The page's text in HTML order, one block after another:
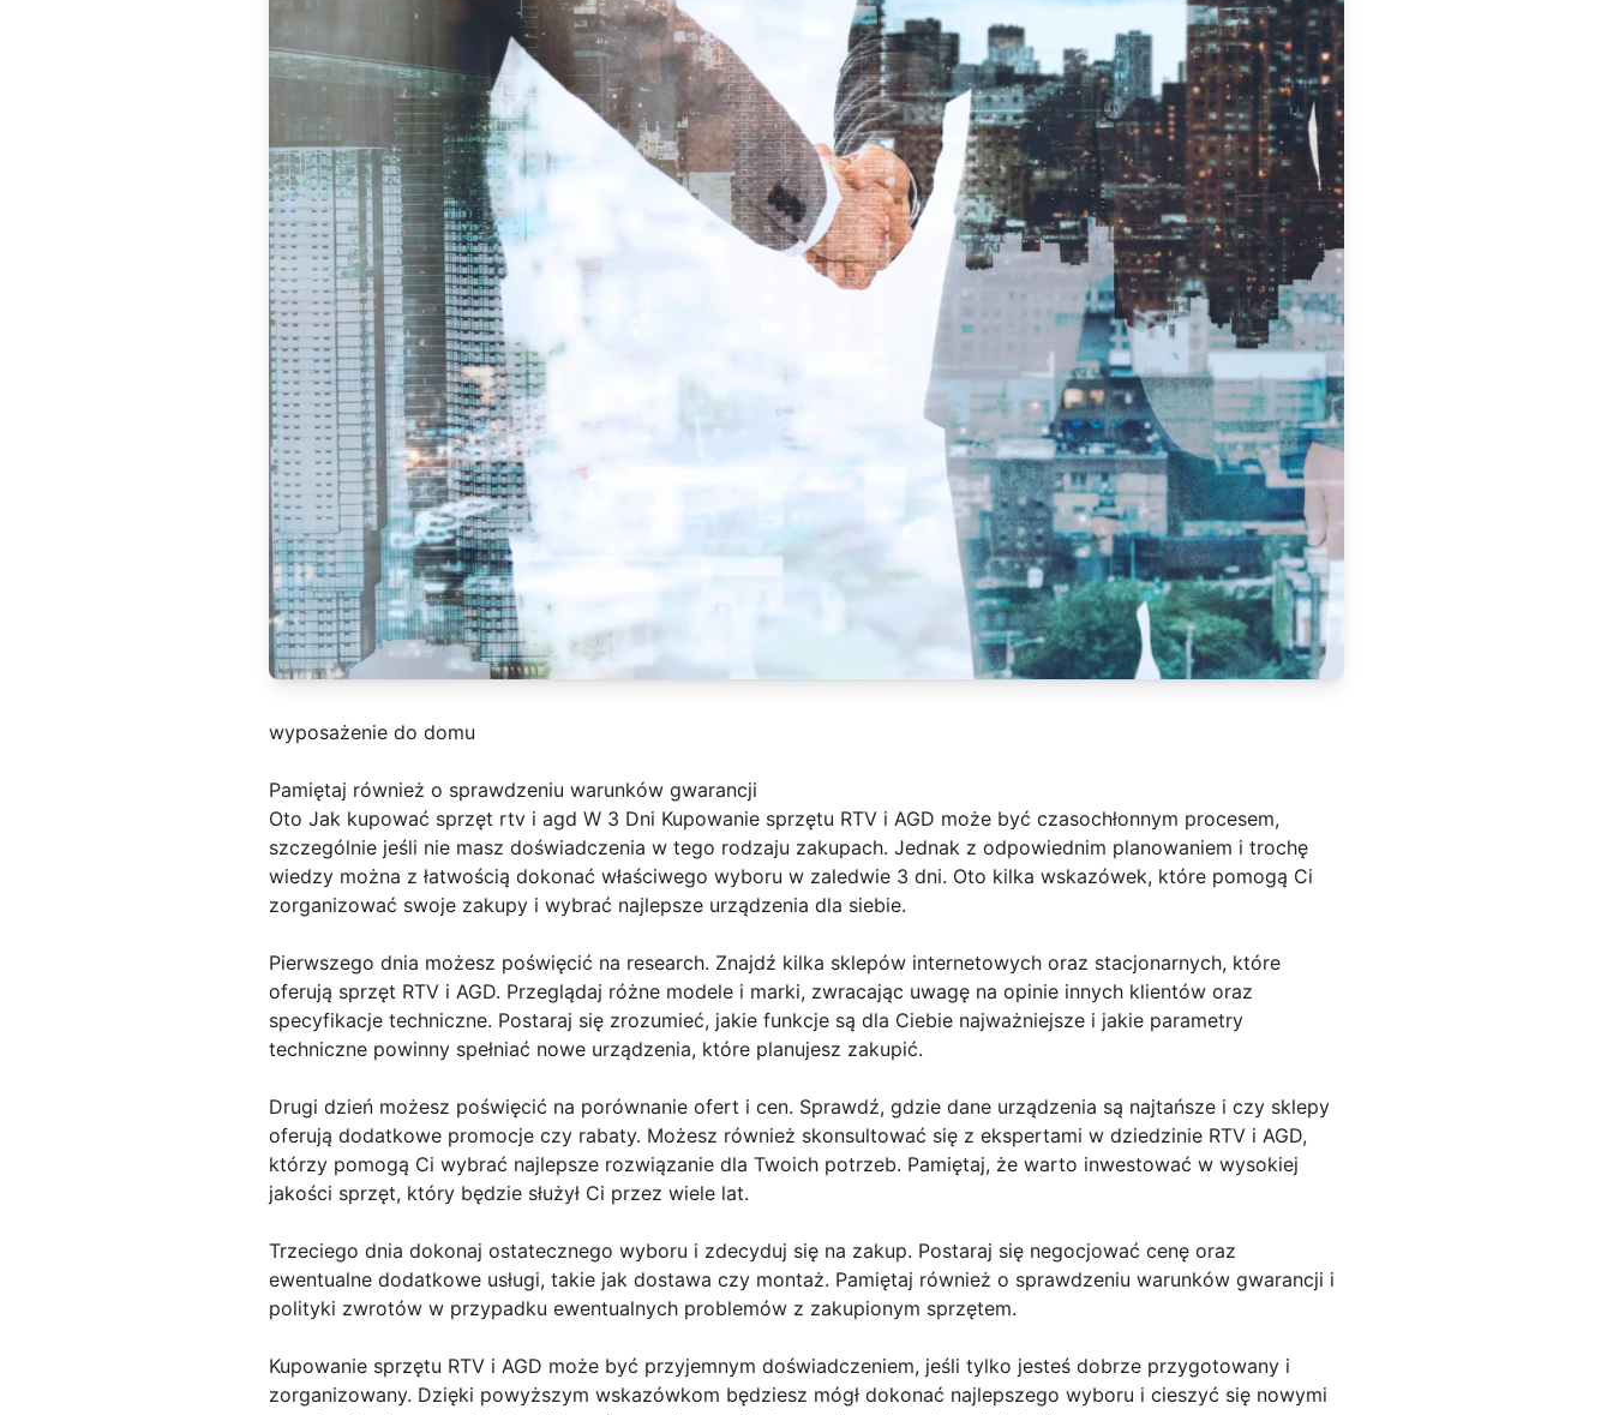
wyposażenie do domu
Pamiętaj również o sprawdzeniu warunków gwarancji
Oto Jak kupować sprzęt rtv i agd W 3 Dni Kupowanie sprzętu RTV i AGD może być czasochłonnym procesem,
szczególnie jeśli nie masz doświadczenia w tego rodzaju zakupach. Jednak z odpowiednim planowaniem i trochę
wiedzy można z łatwością dokonać właściwego wyboru w zaledwie 3 dni. Oto kilka wskazówek, które pomogą Ci
zorganizować swoje zakupy i wybrać najlepsze urządzenia dla siebie.
Pierwszego dnia możesz poświęcić na research. Znajdź kilka sklepów internetowych oraz stacjonarnych, które
oferują sprzęt RTV i AGD. Przeglądaj różne modele i marki, zwracając uwagę na opinie innych klientów oraz
specyfikacje techniczne. Postaraj się zrozumieć, jakie funkcje są dla Ciebie najważniejsze i jakie parametry
techniczne powinny spełniać nowe urządzenia, które planujesz zakupić.
Drugi dzień możesz poświęcić na porównanie ofert i cen. Sprawdź, gdzie dane urządzenia są najtańsze i czy sklepy
oferują dodatkowe promocje czy rabaty. Możesz również skonsultować się z ekspertami w dziedzinie RTV i AGD,
którzy pomogą Ci wybrać najlepsze rozwiązanie dla Twoich potrzeb. Pamiętaj, że warto inwestować w wysokiej
jakości sprzęt, który będzie służył Ci przez wiele lat.
Trzeciego dnia dokonaj ostatecznego wyboru i zdecyduj się na zakup. Postaraj się negocjować cenę oraz
ewentualne dodatkowe usługi, takie jak dostawa czy montaż. Pamiętaj również o sprawdzeniu warunków gwarancji i
polityki zwrotów w przypadku ewentualnych problemów z zakupionym sprzętem.
Kupowanie sprzętu RTV i AGD może być przyjemnym doświadczeniem, jeśli tylko jesteś dobrze przygotowany i
zorganizowany. Dzięki powyższym wskazówkom będziesz mógł dokonać najlepszego wyboru i cieszyć się nowymi